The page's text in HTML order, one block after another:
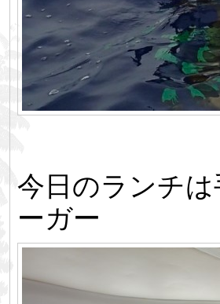
今日のランチ
ーガー